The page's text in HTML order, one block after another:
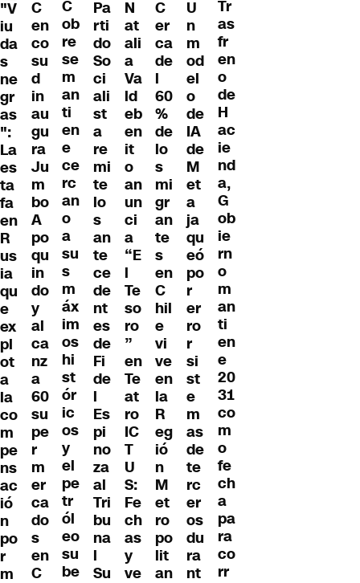
"V
iu
da
s
ne
gr
as
":
La
es
ta
fa
en
R
us
ia
qu
e
ex
pl
ot
a
la
co
m
pe
ns
ac
ió
n
po
r
m
C
en
co
su
d
in
au
gu
ra
Ju
m
bo
A
po
qu
in
do
y
al
ca
nz
a
60
su
pe
r
m
er
ca
do
s
en
C
C
ob
re
se
m
an
ti
en
e
ce
rc
an
o
a
su
s
m
áx
im
os
hi
st
ór
ic
os
y
el
pe
tr
ól
eo
su
be
Pa
rti
do
So
ci
ali
st
a
re
mi
te
lo
s
an
te
ce
de
nt
es
de
Fi
de
l
Es
pi
no
za
al
Tri
bu
na
l
Su
N
at
ali
a
Va
ld
eb
en
it
o
an
un
ci
a
“E
l
Te
so
ro
”
en
Te
at
ro
IC
T
U
S:
Fe
ch
as
y
ve
C
er
ca
de
l
60
%
de
lo
s
mi
gr
an
te
s
en
C
hil
e
vi
ve
en
la
R
eg
ió
n
M
et
ro
po
lit
an
U
n
m
od
el
o
de
IA
de
M
et
a
ja
qu
eó
po
r
er
ro
r
si
st
e
m
as
de
te
rc
er
os
du
ra
nt
Tr
as
fr
en
o
de
H
ac
ie
nd
a,
G
ob
ie
rn
o
m
an
ti
en
e
20
31
co
m
o
fe
ch
a
pa
ra
co
rr